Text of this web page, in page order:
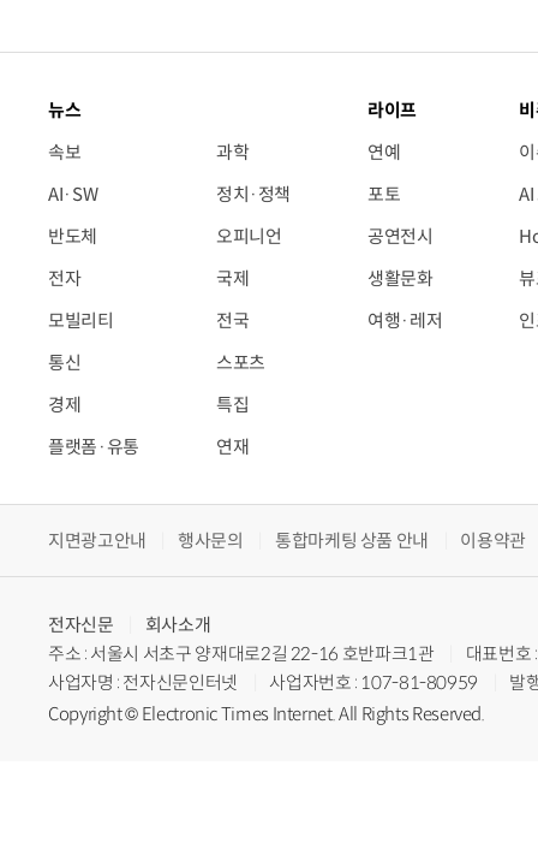
뉴스
속보
AI·SW
반도체
전자
모빌리티
통신
경제
플랫폼·유통
과학
정치·정책
오피니언
국제
전국
스포츠
특집
연재
라이프
연예
포토
공연전시
생활문화
여행·레저
지면광고안내 행사문의 통합마케팅 상품 안내 이용약관
전자신문
회사소개
주소 : 서울시 서초구 양재대로2길 22-16 호반파크1관
대표번
사업자명 : 전자신문인터넷
사업자번호 : 107-81-80959
발
Copyright © Electronic Times Internet. All Rights Reserved.